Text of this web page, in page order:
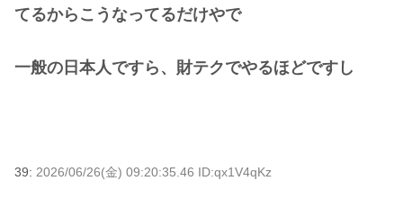
てるからこうなってるだけやで
一般の日本人ですら、財テクでやるほどですし
39: 2026/06/26(金) 09:20:35.46 ID:qx1V4qKz